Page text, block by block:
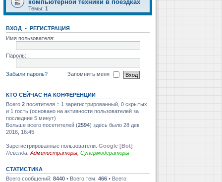
компьютерной техники в поездках
Темы: 1
ВХОД • РЕГИСТРАЦИЯ
Имя пользователя:
Пароль:
Забыли пароль? Запомнить меня
КТО СЕЙЧАС НА КОНФЕРЕНЦИИ
Всего 2 посетителя :: 1 зарегистрированный, 0 скрытых
и 1 гость (основано на активности пользователей за
последние 5 минут)
Больше всего посетителей (2594) здесь было 28 дек
2016, 16:45
Зарегистрированные пользователи: Google [Bot]
Легенда: Администраторы Супермодераторы
СТАТИСТИКА
Всего сообщений: 8440 • Всего тем: 466 • Всего